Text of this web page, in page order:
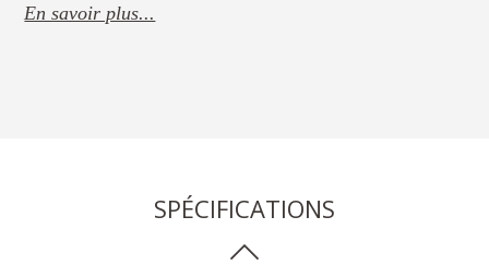
En savoir plus...
SPÉCIFICATIONS